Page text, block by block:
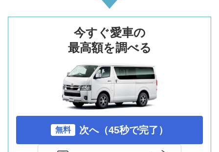
今すぐ愛車の
最高額を調べる
無料 次へ（45秒で完了）